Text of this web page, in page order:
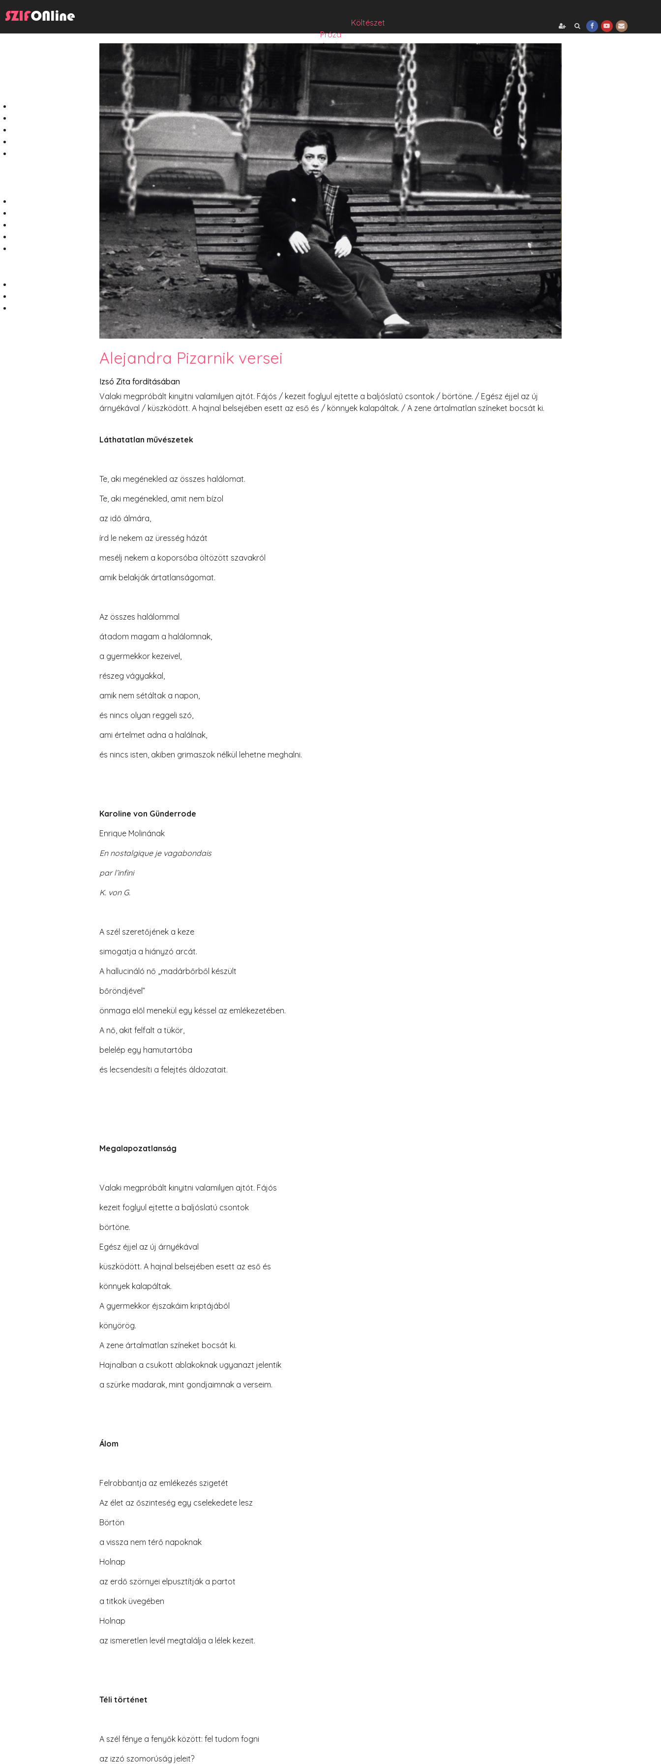
Költészet
Próza
Műfordítás
Folyó/irat/mentés
Sorozat
Hibrid
Hasznos szöveg
Józsefet nem kérdezte senki
Csízió
HISZTI
comicON
PesText
PesText 2021
PesText 2022
PesText 2023
PesText 2024
PesText 2025
+SZIF
HNB
Eronim Mox szakácskönyve
Spoiler
Alejandra Pizarnik versei
Izsó Zita fordításában
Valaki megpróbált kinyitni valamilyen ajtót. Fájós / kezeit foglyul ejtette a baljóslatú csontok / börtöne. / Egész éjjel az új
árnyékával / küszködött. A hajnal belsejében esett az eső és / könnyek kalapáltak. / A zene ártalmatlan színeket bocsát ki.
Láthatatlan művészetek
Te, aki megénekled az összes halálomat.
Te, aki megénekled, amit nem bízol
az idő álmára,
írd le nekem az üresség házát
mesélj nekem a koporsóba öltözött szavakról
amik belakják ártatlanságomat.
Az összes halálommal
átadom magam a halálomnak,
a gyermekkor kezeivel,
részeg vágyakkal,
amik nem sétáltak a napon,
és nincs olyan reggeli szó,
ami értelmet adna a halálnak,
és nincs isten, akiben grimaszok nélkül lehetne meghalni.
Karoline von Günderrode
Enrique Molinának
En nostalgique je vagabondais
par l’infini
K. von G.
A szél szeretőjének a keze
simogatja a hiányzó arcát.
A hallucináló nő „madárbőrből készült
bőröndjével”
önmaga elől menekül egy késsel az emlékezetében.
A nő, akit felfalt a tükör,
belelép egy hamutartóba
és lecsendesíti a felejtés áldozatait.
Megalapozatlanság
Valaki megpróbált kinyitni valamilyen ajtót. Fájós
kezeit foglyul ejtette a baljóslatú csontok
börtöne.
Egész éjjel az új árnyékával
küszködött. A hajnal belsejében esett az eső és
könnyek kalapáltak.
A gyermekkor éjszakáim kriptájából
könyörög.
A zene ártalmatlan színeket bocsát ki.
Hajnalban a csukott ablakoknak ugyanazt jelentik
a szürke madarak, mint gondjaimnak a verseim.
Álom
Felrobbantja az emlékezés szigetét
Az élet az őszinteség egy cselekedete lesz
Börtön
a vissza nem térő napoknak
Holnap
az erdő szörnyei elpusztítják a partot
a titkok üvegében
Holnap
az ismeretlen levél megtalálja a lélek kezeit.
Téli történet
A szél fénye a fenyők között: fel tudom fogni
az izzó szomorúság jeleit?